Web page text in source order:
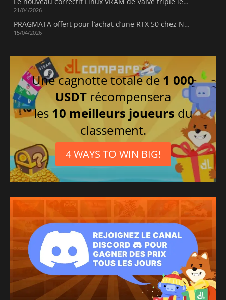
21/04/2026
PRAGMATA offert pour l’achat d’une RTX 50 chez NVIDIA
15/04/2026
Une cagnotte totale de 1 000
USDT récompensera
les 10 meilleurs joueurs du
classement.
4 WAYS TO WIN BIG!